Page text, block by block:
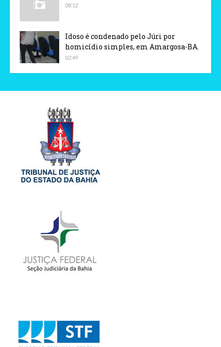
08:12
Idoso é condenado pelo Júri por
homicídio simples, em Amargosa-BA.
02:49